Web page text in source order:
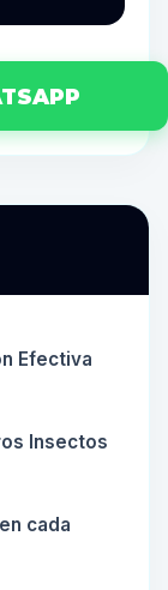
Efectiva
Insectos
cada